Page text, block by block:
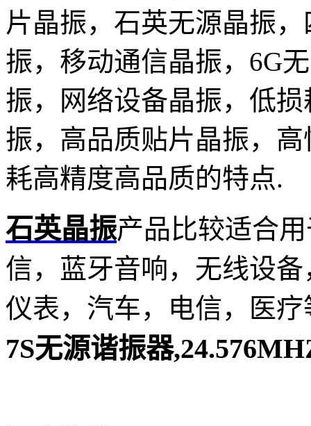
片晶振，石英无源晶振
振，移动通信晶振，6G
振，网络设备晶振，低
振，高品质贴片晶振，
耗高精度高品质的特点.
石英晶振产品比较适合
信，蓝牙音响，无线设
仪表，汽车，电信，医
7S无源谐振器